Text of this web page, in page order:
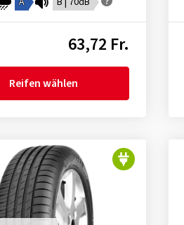
63,72 Fr.
Reifen wählen